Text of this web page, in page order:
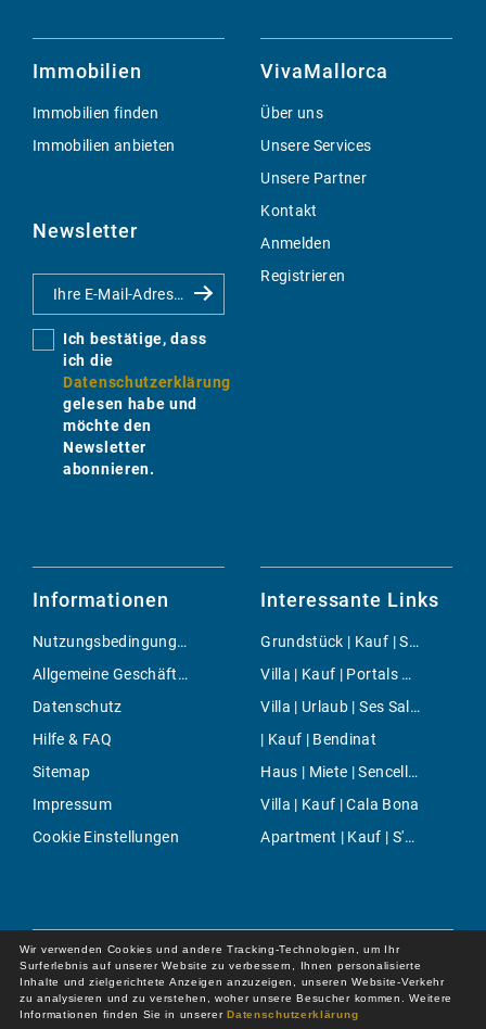
Immobilien
Immobilien finden
Immobilien anbieten
Newsletter
Ich bestätige, dass
ich die
Datenschutzerklärung
gelesen habe und
möchte den
Newsletter
abonnieren.
VivaMallorca
Über uns
Unsere Services
Unsere Partner
Kontakt
Anmelden
Registrieren
Informationen
Nutzungsbedingungen
Allgemeine Geschäftsbedingungen
Datenschutz
Hilfe & FAQ
Sitemap
Impressum
Cookie Einstellungen
Interessante Links
Grundstück | Kauf | S'Horta
Villa | Kauf | Portals Vells
Villa | Urlaub | Ses Salines
| Kauf | Bendinat
Haus | Miete | Sencelles
Villa | Kauf | Cala Bona
Apartment | Kauf | S'Estanyol
Wir verwenden Cookies und andere Tracking-Technologien, um Ihr
Surferlebnis auf unserer Website zu verbessern, Ihnen personalisierte
Inhalte und zielgerichtete Anzeigen anzuzeigen, unseren Website-Verkehr
zu analysieren und zu verstehen, woher unsere Besucher kommen. Weitere
Informationen finden Sie in unsererDatenschutzerklärung